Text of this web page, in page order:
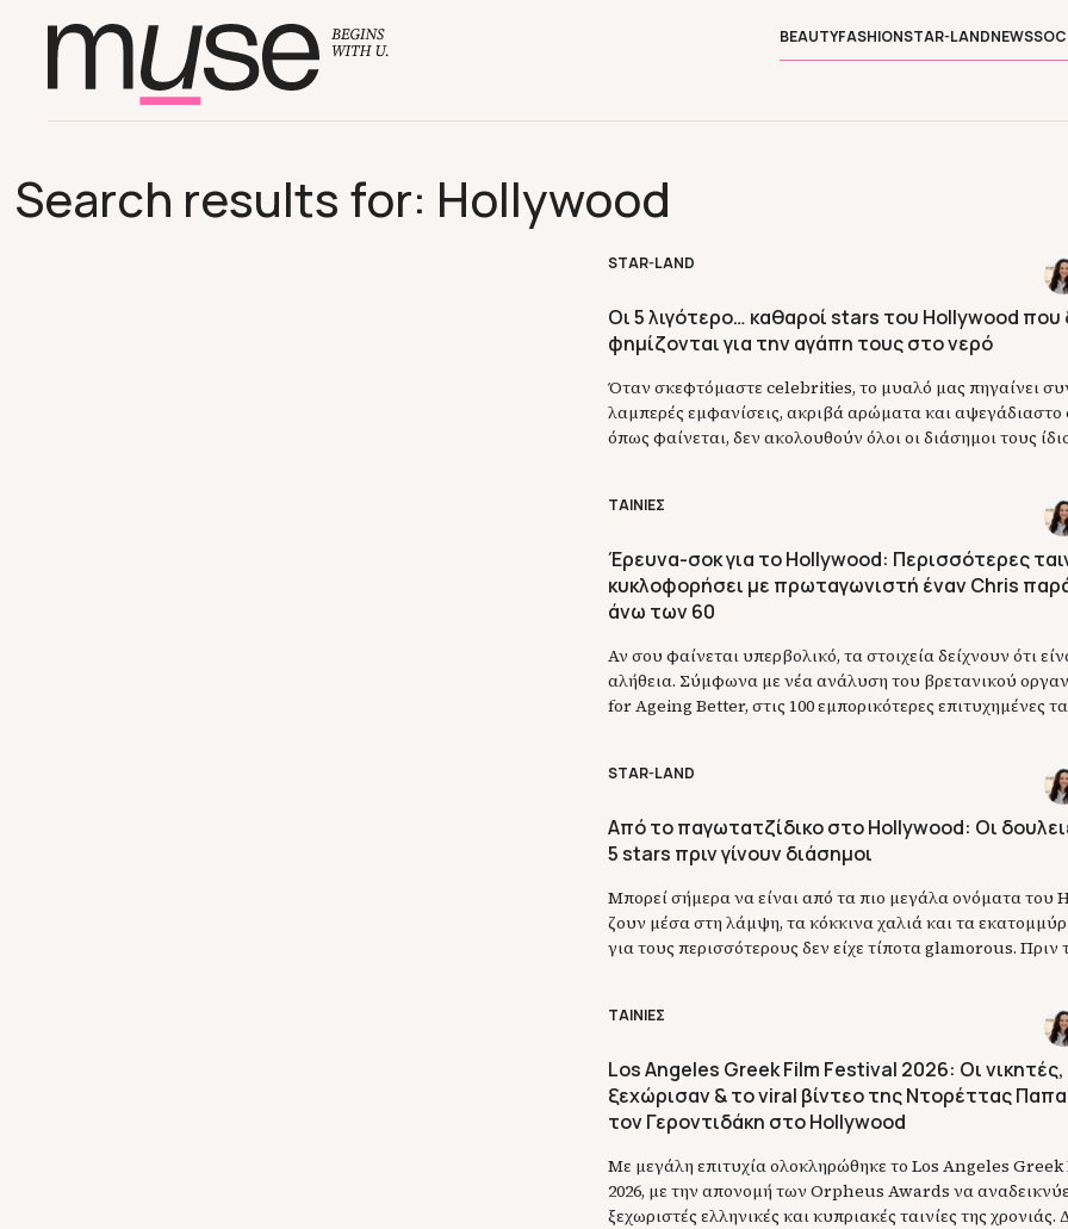
BEAUTYFASHIONSTAR-LANDNEWS
Search results for: Hollywood
STAR-LAND
Οι 5 λιγότερο… καθαροί stars του Hollywood που
φημίζονται για την αγάπη τους στο νερό
Όταν σκεφτόμαστε celebrities, το μυαλό μας πηγαίνει
λαμπερές εμφανίσεις, ακριβά αρώματα και αψεγάδιαστο
όπως φαίνεται, δεν ακολουθούν όλοι οι διάσημοι τους
τους, αποδεικνύοντας ότι η ζωή πίσω από τα […]
ΤΑΙΝΙΕΣ
Έρευνα-σοκ για το Hollywood: Περισσότερες
κυκλοφορήσει με πρωταγωνιστή έναν Chris
άνω των 60
Αν σου φαίνεται υπερβολικό, τα στοιχεία δείχνουν ότι
αλήθεια. Σύμφωνα με νέα ανάλυση του βρετανικού
for Ageing Better, στις 100 εμπορικότερες επιτυχημένες
πρωταγωνίστρια άνω των 60 ετών. Ναι, καλά διάβασες.
STAR-LAND
Από το παγωτατζίδικο στο Hollywood: Οι
5 stars πριν γίνουν διάσημοι
Μπορεί σήμερα να είναι από τα πιο μεγάλα ονόματα του
ζουν μέσα στη λάμψη, τα κόκκινα χαλιά και τα
για τους περισσότερους δεν είχε τίποτα glamorous. Πριν
ΤΑΙΝΙΕΣ
Los Angeles Greek Film Festival 2026: Οι νικητές,
ξεχώρισαν & το viral βίντεο της Ντορέττας
τον Γεροντιδάκη στο Hollywood
Με μεγάλη επιτυχία ολοκληρώθηκε το Los Angeles
2026, με την απονομή των Orpheus Awards να
ξεχωριστές ελληνικές και κυπριακές ταινίες της χρονιάς.